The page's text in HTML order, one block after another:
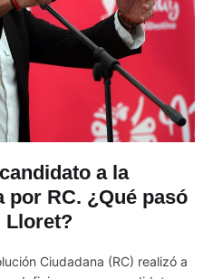
a la
por RC. ¿Qué pasó
Lloret?
Ciudadana (RC) realizó a